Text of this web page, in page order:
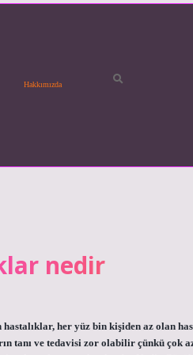
Hakkımızda
nedir
her yüz bin kişiden az olan
tanı ve tedavisi zor olabilir çünkü çok